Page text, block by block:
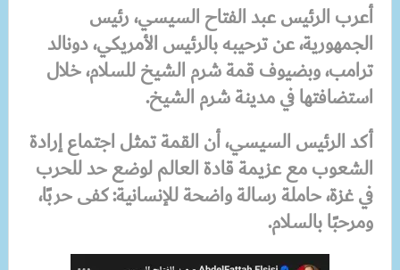
أعرب الرئيس عبد الفتاح السيسي، رئيس
الجمهورية، عن ترحيبه بالرئيس الأمريكي، دونالد
ترامب، وبضيوف قمة شرم الشيخ للسلام، خلال
استضافتها في مدينة شرم الشيخ.
أكد الرئيس السيسي، أن القمة تمثل اجتماع إرادة
الشعوب مع عزيمة قادة العالم لوضع حد للحرب
في غزة، حاملة رسالة واضحة للإنسانية: كفى حربًا،
ومرحبًا بالسلام.